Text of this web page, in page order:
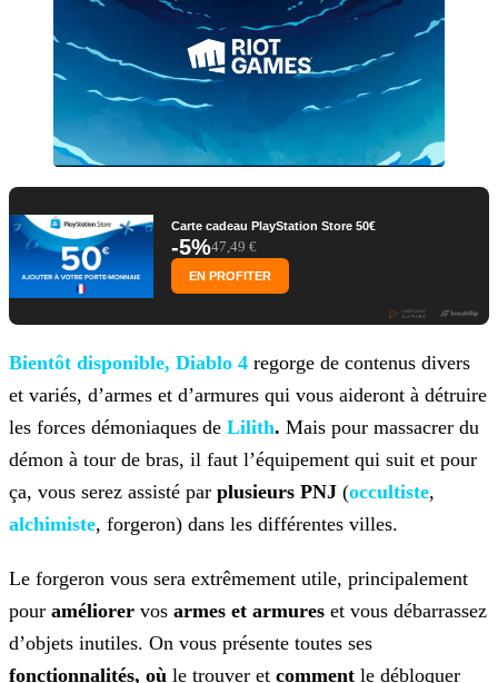
Carte cadeau PlayStation Store 50€
-5%47,49 €
EN PROFITER
Bientôt disponible, Diablo 4 regorge de contenus divers
et variés, d’armes et d’armures qui vous aideront à détruire
les forces démoniaques de Lilith. Mais pour massacrer du
démon à tour de bras, il faut l’équipement qui suit et pour
ça, vous serez assisté par plusieurs PNJ (occultiste,
alchimiste, forgeron) dans les différentes villes.
Le forgeron vous sera extrêmement utile, principalement
pour améliorer vos armes et armures et vous débarrassez
d’objets inutiles. On vous présente toutes ses
fonctionnalités, où le trouver et comment le débloquer